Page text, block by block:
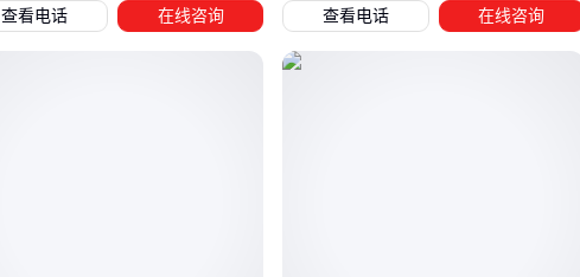
不同切割器（PM2.5/PM10/TSP）对测量结果的影响。对于突
发性粉尘泄漏检测，响应时间在20秒以内的便携型号更为实
查看电话 在线咨询 查看电话 在线咨询